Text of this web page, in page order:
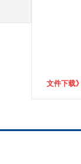
文件下载